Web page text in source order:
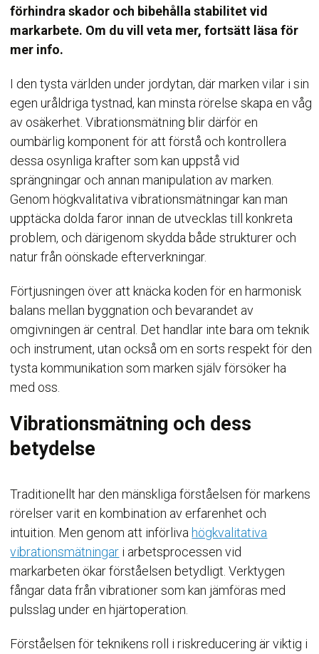
förhindra skador och bibehålla stabilitet vid
markarbete. Om du vill veta mer, fortsätt läsa för
mer info.
I den tysta världen under jordytan, där marken vilar i sin
egen uråldriga tystnad, kan minsta rörelse skapa en våg
av osäkerhet. Vibrationsmätning blir därför en
oumbärlig komponent för att förstå och kontrollera
dessa osynliga krafter som kan uppstå vid
sprängningar och annan manipulation av marken.
Genom högkvalitativa vibrationsmätningar kan man
upptäcka dolda faror innan de utvecklas till konkreta
problem, och därigenom skydda både strukturer och
natur från oönskade efterverkningar.
Förtjusningen över att knäcka koden för en harmonisk
balans mellan byggnation och bevarandet av
omgivningen är central. Det handlar inte bara om teknik
och instrument, utan också om en sorts respekt för den
tysta kommunikation som marken själv försöker ha
med oss.
Vibrationsmätning och dess
betydelse
Traditionellt har den mänskliga förståelsen för markens
rörelser varit en kombination av erfarenhet och
intuition. Men genom att införliva högkvalitativa
vibrationsmätningar i arbetsprocessen vid
markarbeten ökar förståelsen betydligt. Verktygen
fångar data från vibrationer som kan jämföras med
pulsslag under en hjärtoperation.
Förståelsen för teknikens roll i riskreducering är viktig i